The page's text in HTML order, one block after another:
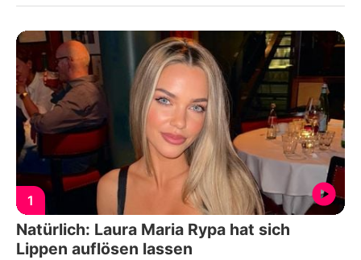
1
Natürlich: Laura Maria Rypa hat sich
Lippen auflösen lassen